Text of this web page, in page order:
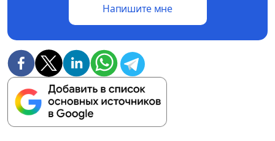
Напишите мне